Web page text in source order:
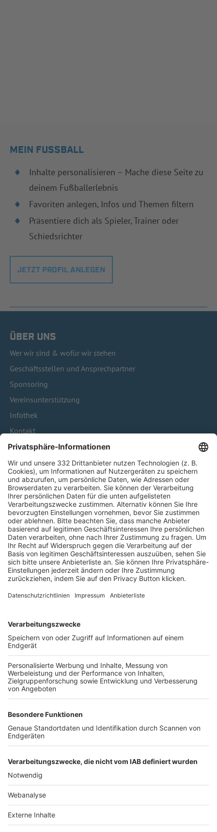
MEIN FUSSBALL
Inhalte personalisieren – Mache diese Seite zu
deinem Fußballerlebnis
Favoriten anlegen, Infos und Themen filtern
Präsentiere dich als Spieler, Trainer oder
Schiedsrichter
JETZT PROFIL ANLEGEN
ÜBER UNS
Wer wir sind & wofür wir stehen
Geschäftsstellen und Ansprechpartner
Sponsoring
Vereinsunterstützung
Infothek
Kontakt
HÄUFIG BESUCHTE SEITEN
Pässe und Vereinswechsel
Trainerausbildung
Schulungsangebot Vereinsmitarbeiter
BFV-Geschäftsstellen
Trainerbörse
Login SpielPlus
FOLGE DEM BFV
TOP-VEREINE
TOP-PARTNER
Nutzungsbedingungen Datenschutz Impressum